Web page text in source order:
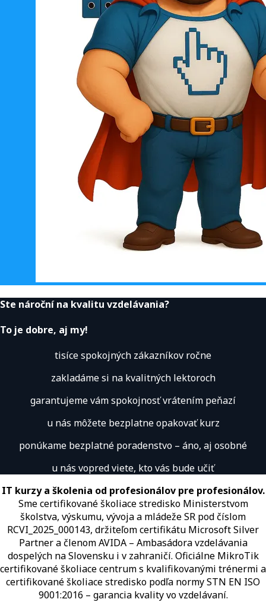
Ste nároční na kvalitu vzdelávania?
To je dobre, aj my!
tisíce spokojných zákazníkov ročne
zakladáme si na kvalitných lektoroch
garantujeme vám spokojnosť vrátením peňazí
u nás môžete bezplatne opakovať kurz
ponúkame bezplatné poradenstvo – áno, aj osobné
u nás vopred viete, kto vás bude učiť
IT kurzy a školenia od profesionálov pre profesionálov.
Sme certifikované školiace stredisko Ministerstvom
školstva, výskumu, vývoja a mládeže SR pod číslom
RCVI_2025_000143, držiteľom certifikátu Microsoft Silver
Partner a členom AVIDA – Ambasádora vzdelávania
dospelých na Slovensku i v zahraničí.​​​​​​​​​​​​​​​​ Oficiálne MikroTik
certifikované školiace centrum s kvalifikovanými trénermi ​​​​​​​​​​a
certifikované školiace stredisko podľa normy STN EN ISO
9001:2016 – garancia kvality vo vzdelávaní.